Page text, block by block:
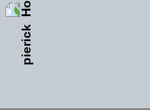
pierick